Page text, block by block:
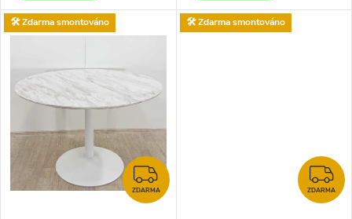
k
t
ů
k
ů
🛠️ Zdarma smontováno
ZDARMA
ZDARMA
🛠️ Zdarma smontováno
ZDARMA